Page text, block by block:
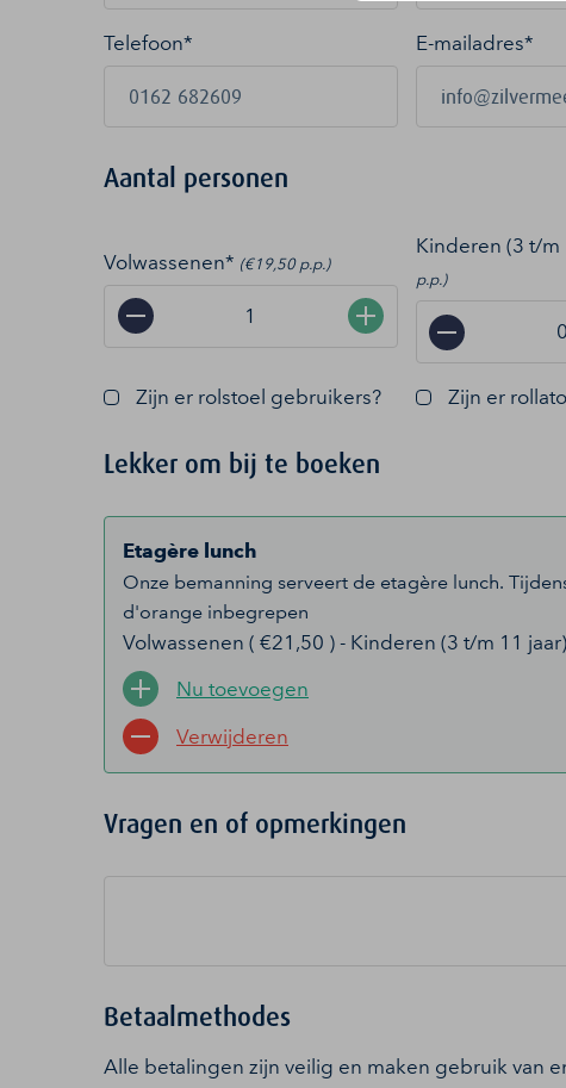
Telefoon* E-mailadres*
Aantal personen
Volwassenen* (€19,50 p.p.)
− +
Kinderen (3 t/m
p.p.)
−
Zijn er rolstoel gebruikers? Zijn er
Lekker om bij te boeken
Etagère lunch
Onze bemanning serveert de etagère lunch.
d'orange inbegrepen
Volwassenen ( €21,50 ) - Kinderen (3 t/m 11
Nu toevoegen
Verwijderen
Vragen en of opmerkingen
Betaalmethodes
Alle betalingen zijn veilig en maken gebruik van